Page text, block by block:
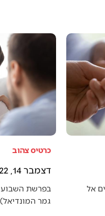
אל
כרטיס צהוב
דצמבר 14, 2022
בפרשת
גמר